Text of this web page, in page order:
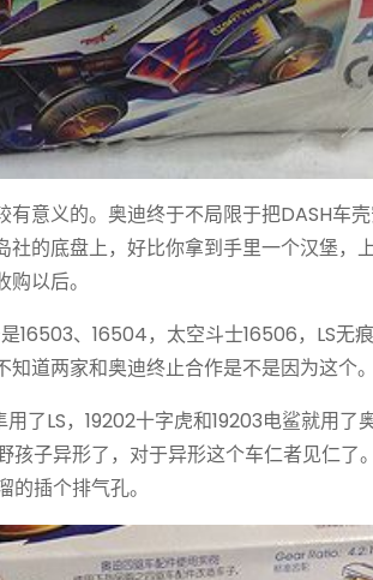
意义的。奥迪终于不局限于把DASH车
的底盘上，好比你拿到手里一个汉堡，
以后。
16503、16504，太空斗士16506，LS无
道两家和奥迪终止合作是不是因为这个
了LS，19202十字虎和19203电鲨就用
子异形了，对于异形这个车仁者见仁了
插个排气孔。